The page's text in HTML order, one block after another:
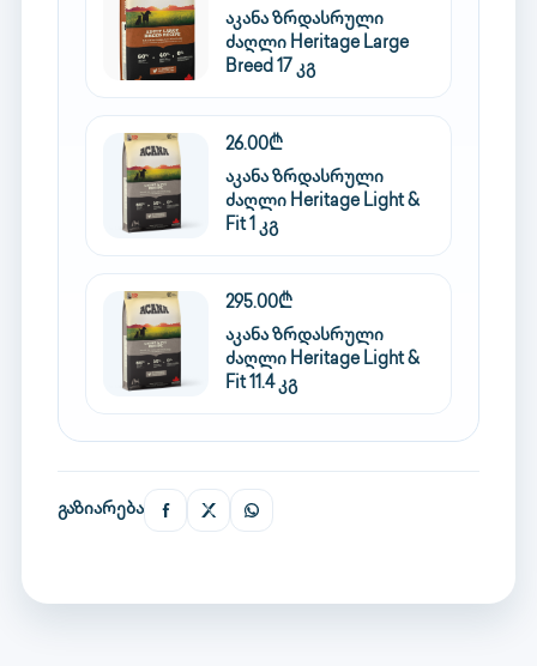
აკანა ზრდასრული
ძაღლი Heritage Large
Breed 17 კგ
26.00₾
აკანა ზრდასრული
ძაღლი Heritage Light &
Fit 1 კგ
295.00₾
აკანა ზრდასრული
ძაღლი Heritage Light &
Fit 11.4 კგ
გაზიარება